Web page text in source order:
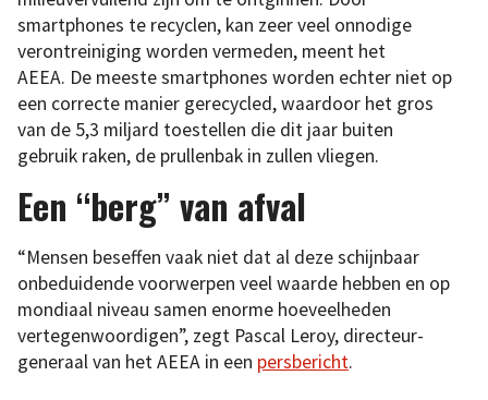
smartphones te recyclen, kan zeer veel onnodige
verontreiniging worden vermeden, meent het
AEEA. De meeste smartphones worden echter niet op
een correcte manier gerecycled, waardoor het gros
van de 5,3 miljard toestellen die dit jaar buiten
gebruik raken, de prullenbak in zullen vliegen.
Een “berg” van afval
“Mensen beseffen vaak niet dat al deze schijnbaar
onbeduidende voorwerpen veel waarde hebben en op
mondiaal niveau samen enorme hoeveelheden
vertegenwoordigen”, zegt Pascal Leroy, directeur-
generaal van het AEEA in een persbericht.